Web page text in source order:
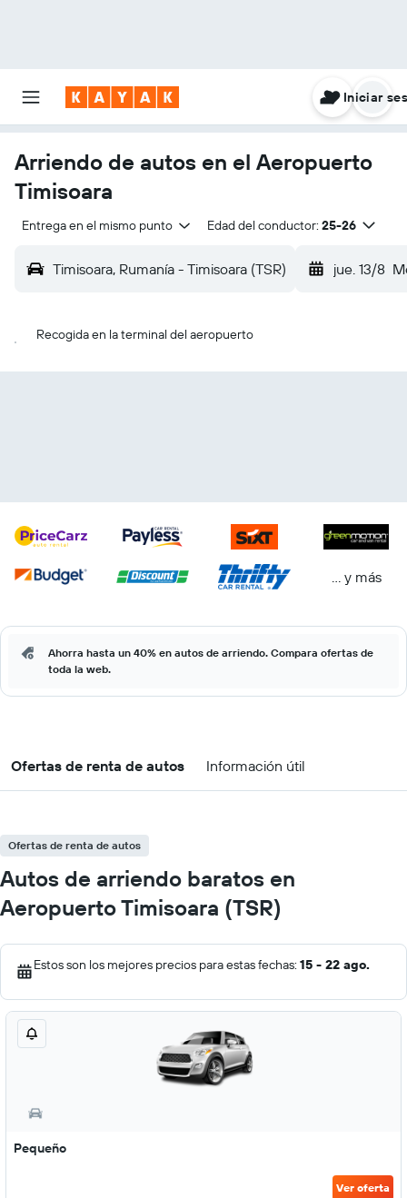
Iniciar
Arriendo de autos en el Aeropuerto
Timisoara
Entrega en el mismo punto Edad del conductor: 25-26
Timisoara, Rumanía - Timisoara (TSR) jue. 13/8
Recogida en la terminal del aeropuerto
… y más
Ahorra hasta un 40% en autos de arriendo. Compara ofertas de
toda la web.
Ofertas de renta de autos Información útil
Ofertas de renta de autos
Autos de arriendo baratos en
Aeropuerto Timisoara (TSR)
Estos son los mejores precios para estas fechas: 15 - 22 ago.
Pequeño
Ver oferta